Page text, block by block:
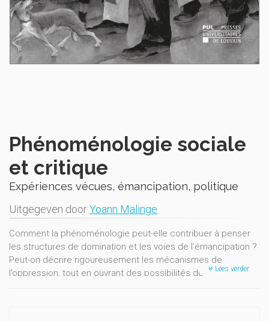
Phénoménologie sociale
et critique
Expériences vécues, émancipation, politique
Uitgegeven doorYoann Malinge
Comment la phénoménologie peut-elle contribuer à penser
les structures de domination et les voies de l'émancipation ?
Peut-on décrire rigoureusement les mécanismes de
l’oppression, tout en ouvrant des possibilités de
Lees verder